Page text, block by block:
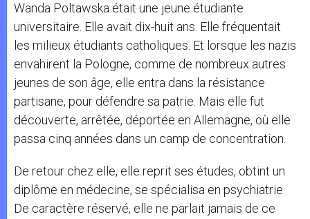
Wanda Poltawska était une jeune étudiante
universitaire. Elle avait dix-huit ans. Elle fréquentait
les milieux étudiants catholiques. Et lorsque les nazis
envahirent la Pologne, comme de nombreux autres
jeunes de son âge, elle entra dans la résistance
partisane, pour défendre sa patrie. Mais elle fut
découverte, arrêtée, déportée en Allemagne, où elle
passa cinq années dans un camp de concentration.
De retour chez elle, elle reprit ses études, obtint un
diplôme en médecine, se spécialisa en psychiatrie.
De caractère réservé, elle ne parlait jamais de ce